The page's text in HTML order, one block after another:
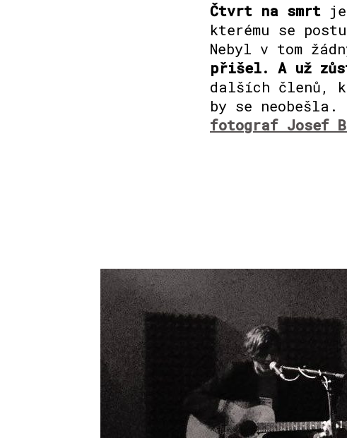
Čtvrt na smrt
kterému se
Nebyl v tom
přišel. A už
dalších členů,
by se
fotograf Josef